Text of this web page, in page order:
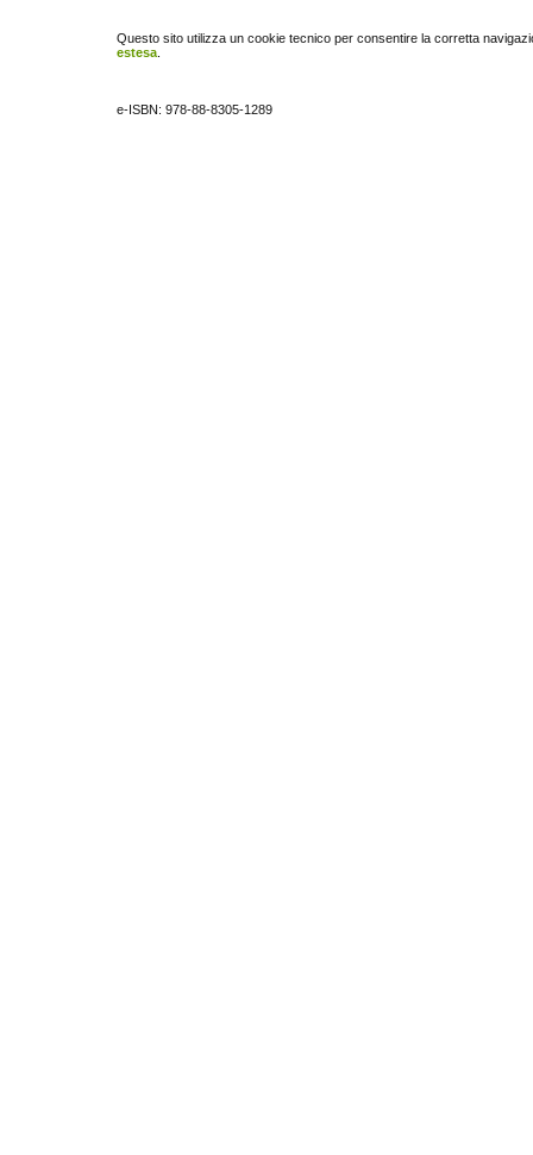
Questo sito utilizza un cookie tecnico per consentire la corretta
estesa
e-ISBN: 978-88-8305-1289